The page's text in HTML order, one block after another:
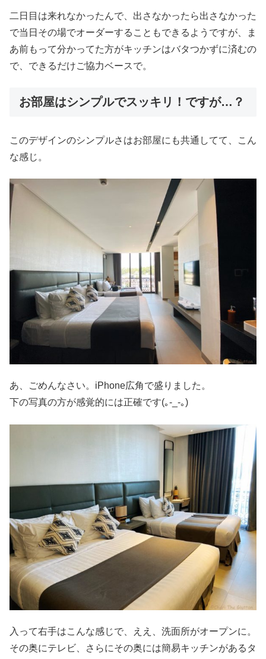
二日目は来れなかったんで、出さなかったら出さなかった
で当日その場でオーダーすることもできるようですが、ま
あ前もって分かってた方がキッチンはバタつかずに済むの
で、できるだけご協力ベースで。
お部屋はシンプルでスッキリ！ですが…？
このデザインのシンプルさはお部屋にも共通してて、こん
な感じ。
あ、ごめんなさい。iPhone広角で盛りました。
下の写真の方が感覚的には正確です(｡-_-｡)
入って右手はこんな感じで、ええ、洗面所がオープンに。
その奥にテレビ、さらにその奥には簡易キッチンがあるタ